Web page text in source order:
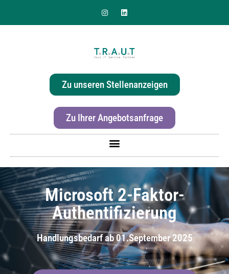
Zu unseren Stellenanzeigen
Zu Ihrer Angebotsanfrage
Microsoft 2-Faktor-
Authentifizierung
Handlungsbedarf ab 01.September 2025
Sie suchen nach einer
effizienten & hochwertigen
Druckerlösung für Ihr Büro?
Für mehr Informationen zur Canon imageRunner
ADVANCE DX C3926i einfachhier klicken.
Oder kontaktieren Sie uns über dieses Formular:
Kontakt.